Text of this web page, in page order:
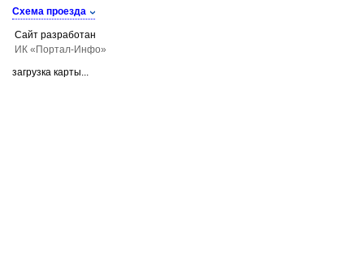
Схема проезда
Сайт разработан
ИК «Портал-Инфо»
загрузка карты...